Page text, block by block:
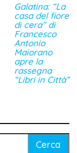
Galatina: “La
casa del fiore
di cera” di
Francesco
Antonio
Maiorano
apre la
rassegna
“Libri in Città”